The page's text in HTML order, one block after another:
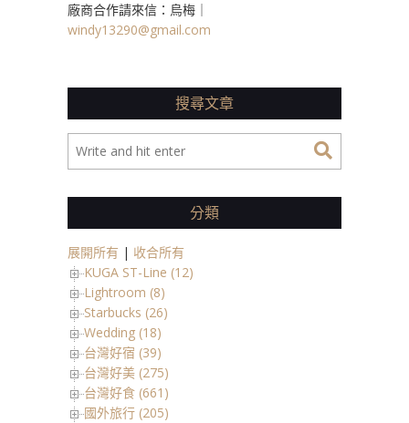
廠商合作請來信：烏梅｜
windy13290@gmail.com
搜尋文章
分類
展開所有 | 收合所有
KUGA ST-Line (12)
Lightroom (8)
Starbucks (26)
Wedding (18)
台灣好宿 (39)
台灣好美 (275)
台灣好食 (661)
國外旅行 (205)